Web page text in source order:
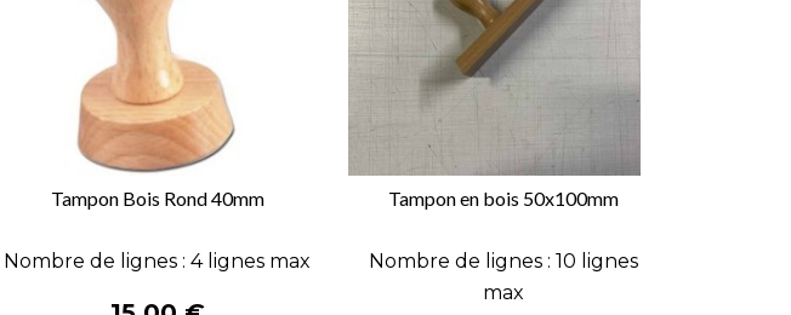
Tampon Bois Rond 40mm
Nombre de lignes : 4 lignes max
Tampon en bois 50x100mm
Nombre de lignes : 10 lignes
max